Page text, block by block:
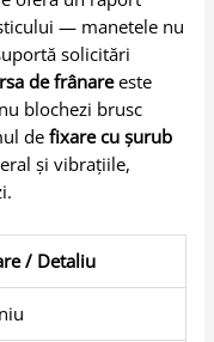
— manetele nu
solicitări
de frânareeste
blochezi brusc
defixare cu șurub
și vibrațiile,
/ Detaliu